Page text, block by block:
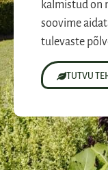
kalmistud on
soovime
tulevaste
TUTVU